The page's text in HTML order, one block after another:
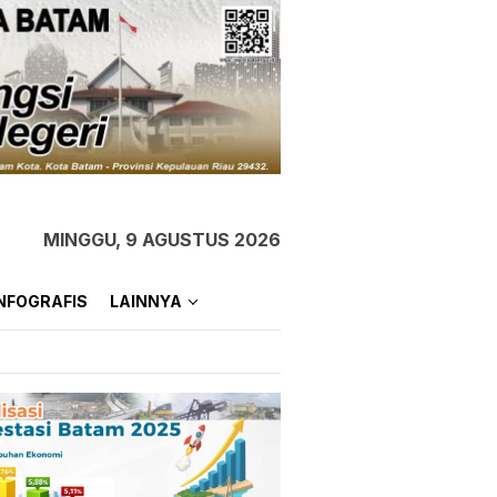
MINGGU, 9 AGUSTUS 2026
LAINNYA